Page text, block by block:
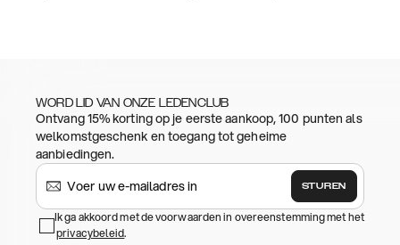
WORD LID VAN ONZE LEDENCLUB
Ontvang 15% korting op je eerste aankoop, 100 punten als
welkomstgeschenk en toegang tot geheime
aanbiedingen.
STUREN
Ik ga akkoord met de voorwaarden in overeenstemming met het
privacybeleid.